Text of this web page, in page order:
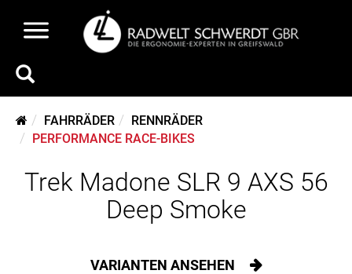
FAHRRÄDER
RENNRÄDER
PERFORMANCE RACE-BIKES
Trek Madone SLR 9 AXS 56
Deep Smoke
VARIANTEN ANSEHEN